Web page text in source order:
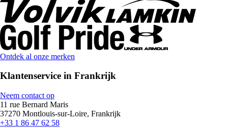
Ontdek al onze merken
Klantenservice in Frankrijk
Neem contact op
11 rue Bernard Maris
37270 Montlouis-sur-Loire, Frankrijk
+33 1 86 47 62 58